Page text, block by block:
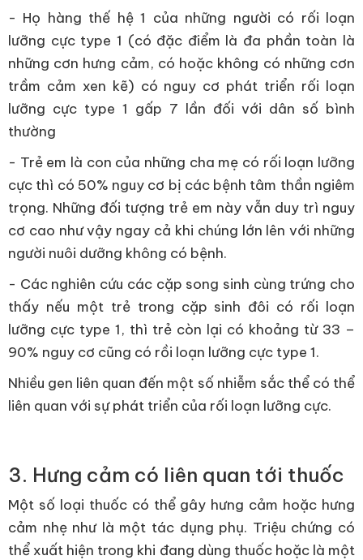
- Họ hàng thế hệ 1 của những người có rối loạn
lưỡng cực type 1 (có đặc điểm là đa phần toàn là
những cơn hưng cảm, có hoặc không có những cơn
trầm cảm xen kẽ) có nguy cơ phát triển rối loạn
lưỡng cực type 1 gấp 7 lần đối với dân số bình
thường
- Trẻ em là con của những cha mẹ có rối loạn lưỡng
cực thì có 50% nguy cơ bị các bệnh tâm thần ngiêm
trọng. Những đối tượng trẻ em này vẫn duy trì nguy
cơ cao như vậy ngay cả khi chúng lớn lên với những
người nuôi dưỡng không có bệnh.
- Các nghiên cứu các cặp song sinh cùng trứng cho
thấy nếu một trẻ trong cặp sinh đôi có rối loạn
lưỡng cực type 1, thì trẻ còn lại có khoảng từ 33 –
90% nguy cơ cũng có rồi loạn lưỡng cực type 1.
Nhiều gen liên quan đến một số nhiễm sắc thể có thể
liên quan với sự phát triển của rối loạn lưỡng cực.
3. Hưng cảm có liên quan tới thuốc
Một số loại thuốc có thể gây hưng cảm hoặc hưng
cảm nhẹ như là một tác dụng phụ. Triệu chứng có
thể xuất hiện trong khi đang dùng thuốc hoặc là một